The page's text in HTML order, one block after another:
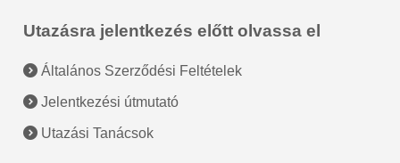
Utazásra jelentkezés előtt olvassa el
Általános Szerződési Feltételek
Jelentkezési útmutató
Utazási Tanácsok